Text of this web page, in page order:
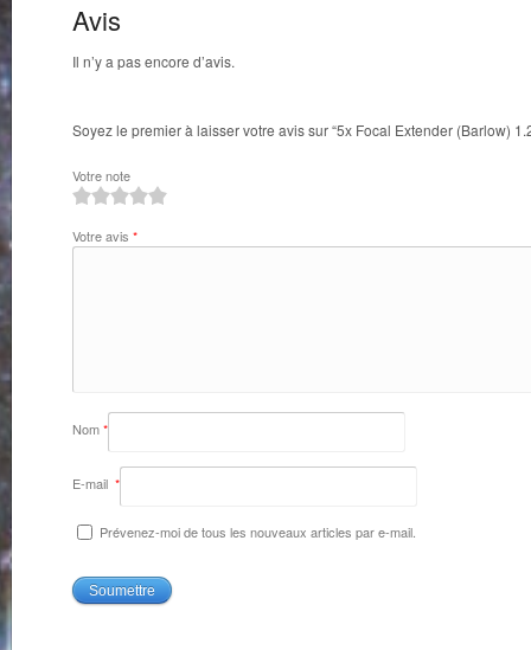
Avis
Il n’y a pas encore d’avis.
Soyez le premier à laisser votre avis sur “5x Focal Extender (Barlow)
Votre note
Votre avis *
Nom*
E-mail *
Prévenez-moi de tous les nouveaux articles par e-mail.